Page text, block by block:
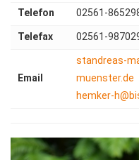
Telefon 02561-
Telefax 02561-
Email
standreas-
muenster.de
hemker-